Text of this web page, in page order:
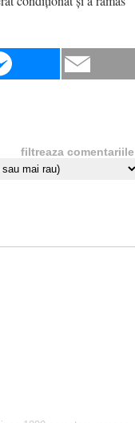
filtreaza comentariile